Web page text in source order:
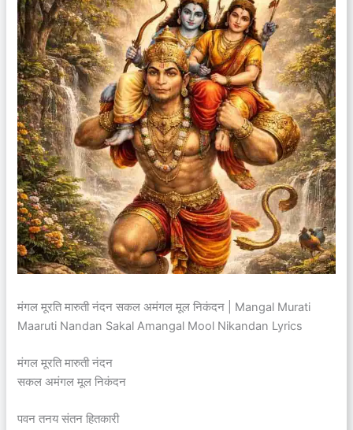
मंगल मूरति मारुती नंदन सकल अमंगल मूल निकंदन | Mangal Murati
Maaruti Nandan Sakal Amangal Mool Nikandan Lyrics
मंगल मूरति मारुती नंदन
सकल अमंगल मूल निकंदन
पवन तनय संतन हितकारी